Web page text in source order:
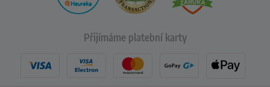
Přijímáme platební karty